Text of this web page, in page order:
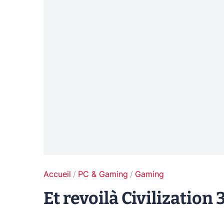
Accueil PC & Gaming Gaming
Et revoilà Civilization